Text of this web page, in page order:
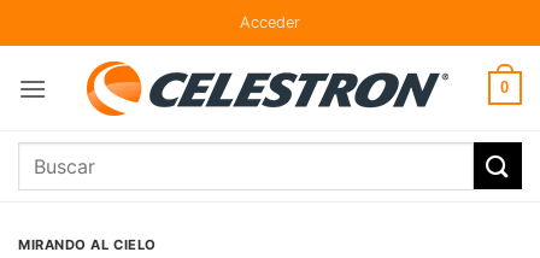
to
Acceder
0
Buscar
MIRANDO AL CIELO